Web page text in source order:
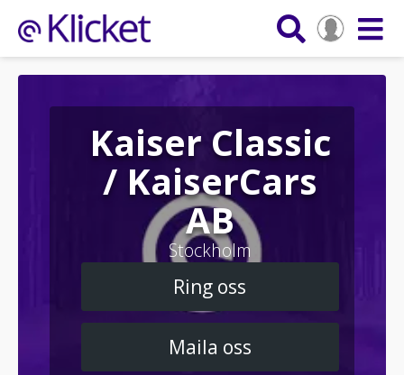
Kaiser Classic
/ KaiserCars
AB
Stockholm
Ring oss
Maila oss